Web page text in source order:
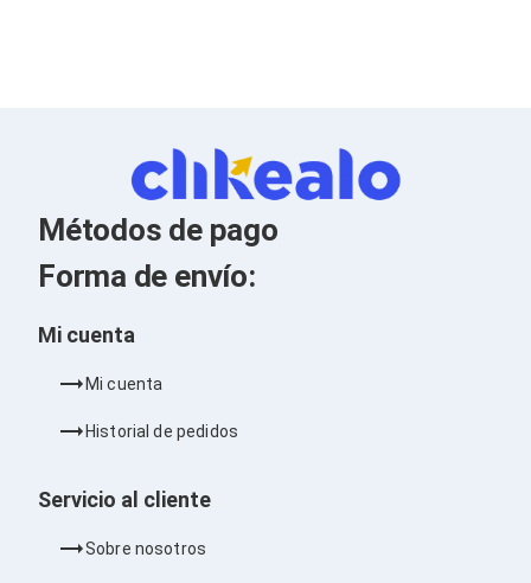
Accesorios para PC's
Bases para PC's
Kits de Herramientas
Candados para PC's
Protectores para PC's
Limpiadores para Electrónicos
Lentes para Computadora
PC's de Escritorio
All in One
Barebones
Accesorios de Audio
Estuches y Cajas
Métodos de pago
Forma de envío:
Mi cuenta
Mi cuenta
Historial de pedidos
Servicio al cliente
Sobre nosotros